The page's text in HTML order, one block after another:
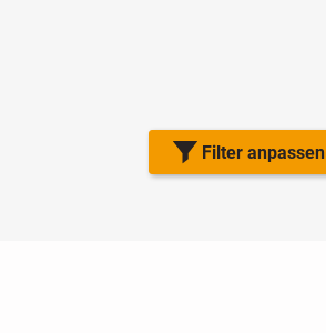
Filter anpassen